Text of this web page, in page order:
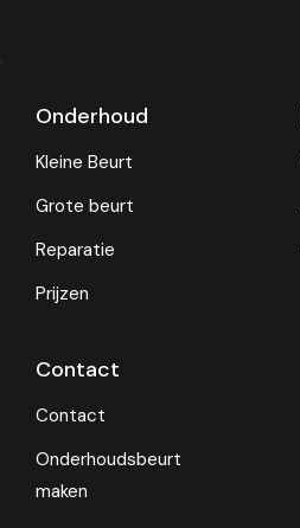
Onderhoud
Kleine Beurt
Grote beurt
Reparatie
Prijzen
Contact
Contact
Onderhoudsbeurt
maken